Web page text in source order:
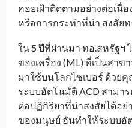
คอยเฝ้าติดตามอย่างต่อเนื่
หรือการกระทำที่น่า สงสัยท
ใน 5 ปีที่ผ่านมา ทอ.สหรัฐฯ
ของเครื่อง (ML) ที่เป็นสา
มาใช้บนโลกไซเบอร์ ด้วย
ระบบอัตโนมัติ ACD สามา
ต่อปฏิกิริยาที่น่าสงสัยได้อย่
ของมนุษย์ อันทำให้ระบบอั